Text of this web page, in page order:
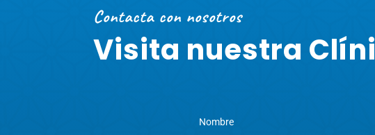
Contacta con nosotros
Visita nuestra